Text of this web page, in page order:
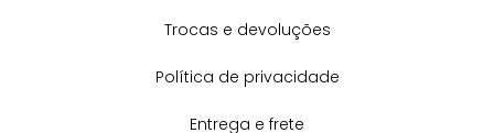
Trocas e devoluções
Política de privacidade
Entrega e frete